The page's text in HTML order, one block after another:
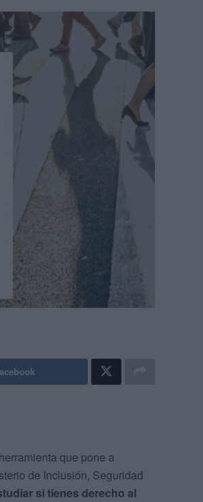
que pone a
de Inclusión, Seguridad
si tienes derecho al